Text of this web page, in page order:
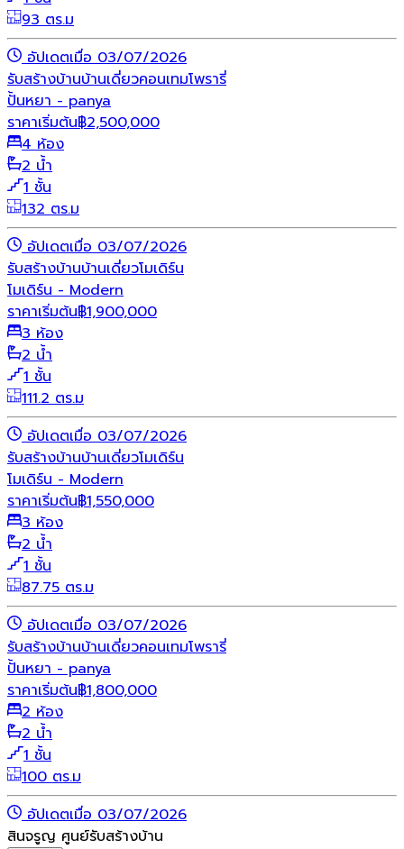
93 ตร.ม
อัปเดตเมื่อ 03/07/2026
รับสร้างบ้านบ้านเดี่ยวคอนเทมโพรารี่
ปั้นหยา - panya
ราคาเริ่มต้น฿2,500,000
4 ห้อง
2 น้ำ
1 ชั้น
132 ตร.ม
อัปเดตเมื่อ 03/07/2026
รับสร้างบ้านบ้านเดี่ยวโมเดิร์น
โมเดิร์น - Modern
ราคาเริ่มต้น฿1,900,000
3 ห้อง
2 น้ำ
1 ชั้น
111.2 ตร.ม
อัปเดตเมื่อ 03/07/2026
รับสร้างบ้านบ้านเดี่ยวโมเดิร์น
โมเดิร์น - Modern
ราคาเริ่มต้น฿1,550,000
3 ห้อง
2 น้ำ
1 ชั้น
87.75 ตร.ม
อัปเดตเมื่อ 03/07/2026
รับสร้างบ้านบ้านเดี่ยวคอนเทมโพรารี่
ปั้นหยา - panya
ราคาเริ่มต้น฿1,800,000
2 ห้อง
2 น้ำ
1 ชั้น
100 ตร.ม
อัปเดตเมื่อ 03/07/2026
สินจรูญ ศูนย์รับสร้างบ้าน